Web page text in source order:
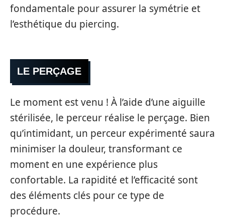
fondamentale pour assurer la symétrie et
l’esthétique du piercing.
LE PERÇAGE
Le moment est venu ! À l’aide d’une aiguille
stérilisée, le perceur réalise le perçage. Bien
qu’intimidant, un perceur expérimenté saura
minimiser la douleur, transformant ce
moment en une expérience plus
confortable. La rapidité et l’efficacité sont
des éléments clés pour ce type de
procédure.